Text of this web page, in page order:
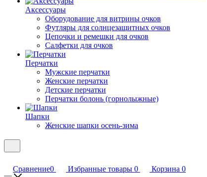
Аксессуары
Оборудование для витрины очков
Футляры для солнцезащитных очков
Цепочки и ремешки для очков
Салфетки для очков
Перчатки
Мужские перчатки
Женские перчатки
Детские перчатки
Перчатки болонь (горнолыжные)
Шапки
Женские шапки осень-зима
Сравнение0 Избранные товары 0 Корзина 0